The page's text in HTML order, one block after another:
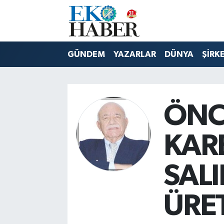
GÜNDEM YAZARLAR DÜNYA
Hava Durumu
Tüm Manşetler
Son Dakika Haberleri